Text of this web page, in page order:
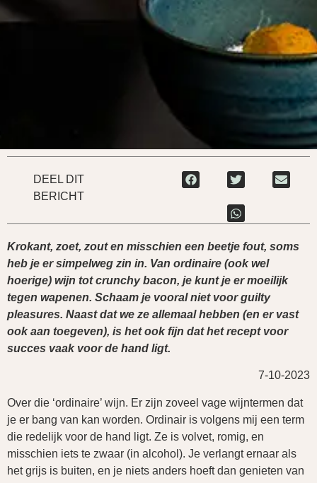
DEEL DIT
BERICHT
Krokant, zoet, zout en misschien een beetje fout, soms
heb je er simpelweg zin in. Van ordinaire (ook wel
hoerige) wijn tot crunchy bacon, je kunt je er moeilijk
tegen wapenen. Schaam je vooral niet voor guilty
pleasures. Naast dat we ze allemaal hebben (en er vast
ook aan toegeven), is het ook fijn dat het recept voor
succes vaak voor de hand ligt.
7-10-2023
Over die ‘ordinaire’ wijn. Er zijn zoveel vage wijntermen dat
je er bang van kan worden. Ordinair is volgens mij een term
die redelijk voor de hand ligt. Ze is volvet, romig, en
misschien iets te zwaar (in alcohol). Je verlangt ernaar als
het grijs is buiten, en je niets anders hoeft dan genieten van